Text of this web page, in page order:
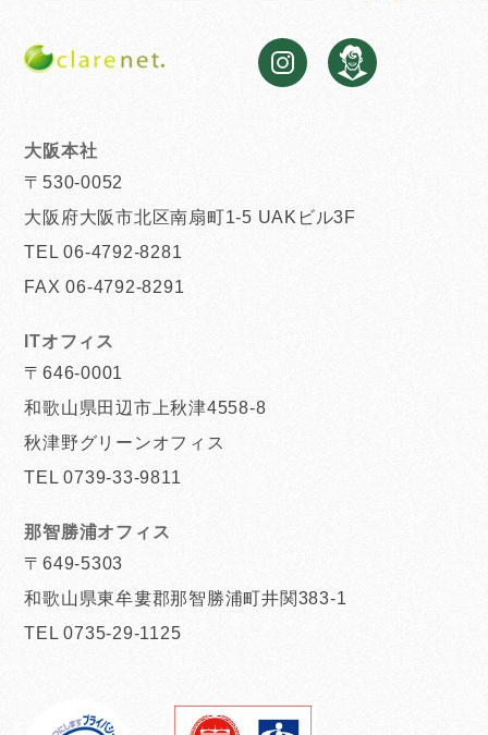
大阪本社
〒530-0052
大阪府大阪市北区南扇町1-5 UAKビル3F
TEL 06-4792-8281
FAX 06-4792-8291
ITオフィス
〒646-0001
和歌山県田辺市上秋津4558-8
秋津野グリーンオフィス
TEL 0739-33-9811
那智勝浦オフィス
〒649-5303
和歌山県東牟婁郡那智勝浦町井関383-1
TEL 0735-29-1125